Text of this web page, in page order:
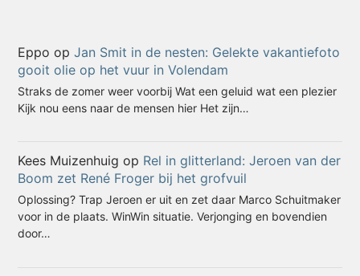
Eppo opJan Smit in de nesten: Gelekte vakantiefoto
gooit olie op het vuur in Volendam
Straks de zomer weer voorbij Wat een geluid wat een plezier
Kijk nou eens naar de mensen hier Het zijn…
Kees Muizenhuig op Rel in glitterland: Jeroen van der
Boom zet René Froger bij het grofvuil
Oplossing? Trap Jeroen er uit en zet daar Marco Schuitmaker
voor in de plaats. WinWin situatie. Verjonging en bovendien
door…